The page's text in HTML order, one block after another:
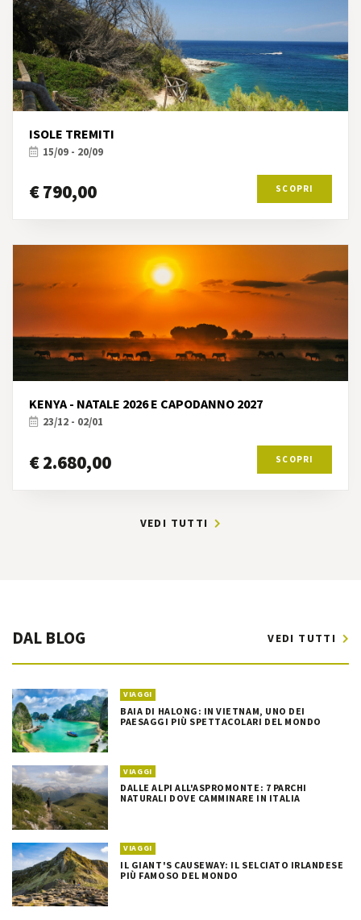
ISOLE TREMITI
15/09 - 20/09
€ 790,00 SCOPRI
KENYA - NATALE 2026 E CAPODANNO 2027
23/12 - 02/01
€ 2.680,00 SCOPRI
VEDI TUTTI
DAL BLOG VEDI TUTTI
VIAGGI
BAIA DI HALONG: IN VIETNAM, UNO DEI
PAESAGGI PIÙ SPETTACOLARI DEL MONDO
VIAGGI
DALLE ALPI ALL'ASPROMONTE: 7 PARCHI
NATURALI DOVE CAMMINARE IN ITALIA
VIAGGI
IL GIANT'S CAUSEWAY: IL SELCIATO IRLANDESE
PIÙ FAMOSO DEL MONDO